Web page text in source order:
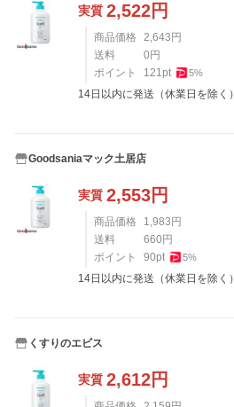
実質 2,522円
商品価格 2,643 円
送料
0 円
ポイント
121pt 5%
14日以内に発送（休業日を除く）
Goodsaniaマック土居店
実質 2,553円
商品価格 1,983 円
送料
660 円
ポイント
90pt 5%
14日以内に発送（休業日を除く）
くすりのエビス
実質 2,612円